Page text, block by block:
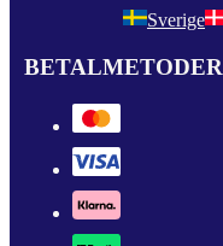
Sverige
BETALMETODER